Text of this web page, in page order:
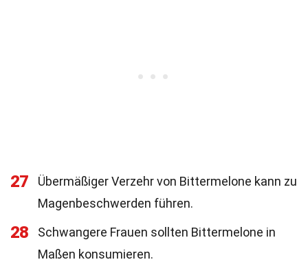
27
Übermäßiger Verzehr von Bittermelone kann zu
Magenbeschwerden führen.
28
Schwangere Frauen sollten Bittermelone in
Maßen konsumieren.